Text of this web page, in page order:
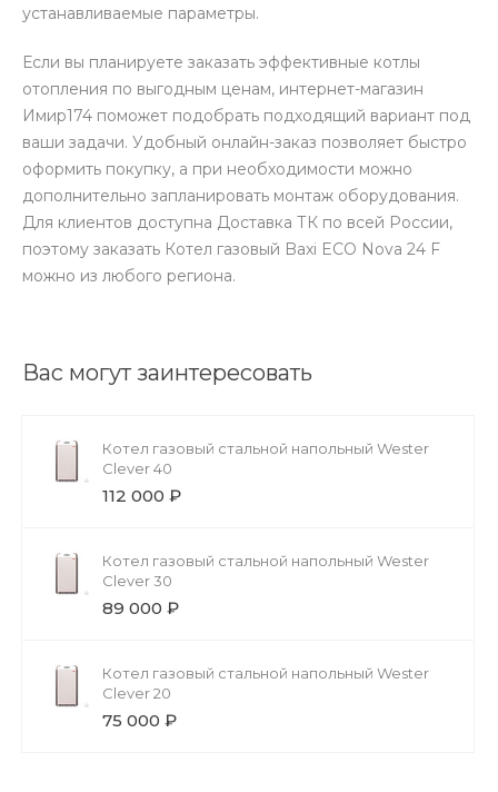
устанавливаемые параметры.
Если вы планируете заказать эффективные котлы
отопления по выгодным ценам, интернет-магазин
Имир174 поможет подобрать подходящий вариант под
ваши задачи. Удобный онлайн-заказ позволяет быстро
оформить покупку, а при необходимости можно
дополнительно запланировать монтаж оборудования.
Для клиентов доступна Доставка ТК по всей России,
поэтому заказать Котел газовый Baxi ECO Nova 24 F
можно из любого региона.
Вас могут заинтересовать
Котел газовый стальной напольный Wester
Clever 40
112 000 ₽
Котел газовый стальной напольный Wester
Clever 30
89 000 ₽
Котел газовый стальной напольный Wester
Clever 20
75 000 ₽